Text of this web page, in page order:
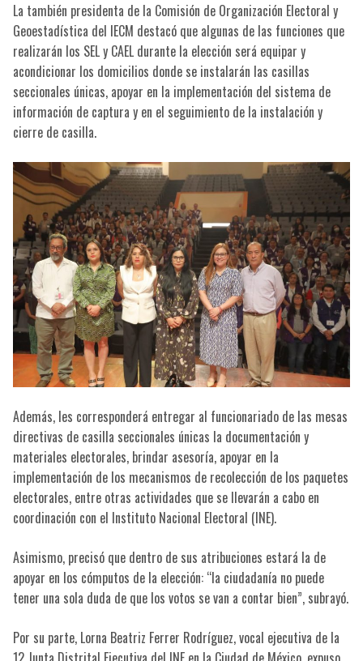
La también presidenta de la Comisión de Organización Electoral y
Geoestadística del IECM destacó que algunas de las funciones que
realizarán los SEL y CAEL durante la elección será equipar y
acondicionar los domicilios donde se instalarán las casillas
seccionales únicas, apoyar en la implementación del sistema de
información de captura y en el seguimiento de la instalación y
cierre de casilla.
Además, les corresponderá entregar al funcionariado de las mesas
directivas de casilla seccionales únicas la documentación y
materiales electorales, brindar asesoría, apoyar en la
implementación de los mecanismos de recolección de los paquetes
electorales, entre otras actividades que se llevarán a cabo en
coordinación con el Instituto Nacional Electoral (INE).
Asimismo, precisó que dentro de sus atribuciones estará la de
apoyar en los cómputos de la elección: “la ciudadanía no puede
tener una sola duda de que los votos se van a contar bien”, subrayó.
Por su parte, Lorna Beatriz Ferrer Rodríguez, vocal ejecutiva de la